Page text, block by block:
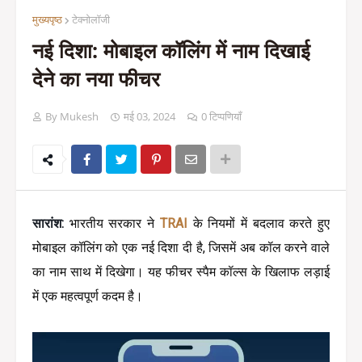
मुख्यपृष्ठ टेक्नोलॉजी
नई दिशा: मोबाइल कॉलिंग में नाम दिखाई
देने का नया फीचर
By Mukesh मई 03, 2024 0 टिप्पणियाँ
सारांश: भारतीय सरकार ने TRAI के नियमों में बदलाव करते हुए
मोबाइल कॉलिंग को एक नई दिशा दी है, जिसमें अब कॉल करने वाले
का नाम साथ में दिखेगा। यह फीचर स्पैम कॉल्स के खिलाफ लड़ाई
में एक महत्वपूर्ण कदम है।